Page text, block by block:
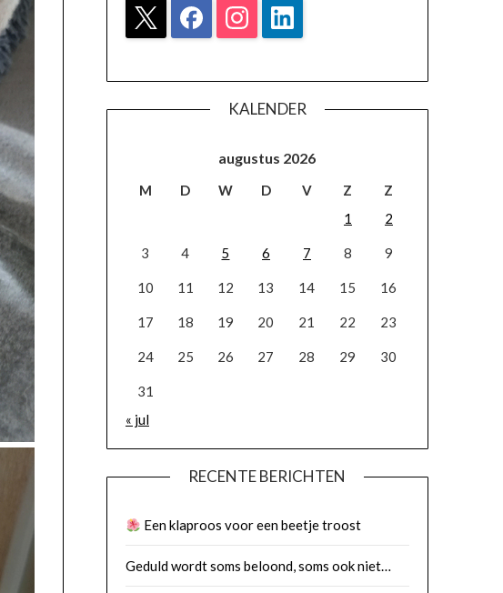
KALENDER
augustus 2026
M D W D V Z
Z
1
2
3 4 5 6 7 8 9
10 11 12 13 14 15 16
17 18 19 20 21 22 23
24 25 26 27 28 29 30
31
« jul
RECENTE BERICHTEN
Een klaproos voor een beetje troost
Geduld wordt soms beloond, soms ook niet…